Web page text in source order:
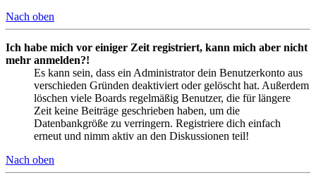
Nach oben
Ich habe mich vor einiger Zeit registriert, kann mich aber nicht
mehr anmelden?!
Es kann sein, dass ein Administrator dein Benutzerkonto aus
verschieden Gründen deaktiviert oder gelöscht hat. Außerdem
löschen viele Boards regelmäßig Benutzer, die für längere
Zeit keine Beiträge geschrieben haben, um die
Datenbankgröße zu verringern. Registriere dich einfach
erneut und nimm aktiv an den Diskussionen teil!
Nach oben